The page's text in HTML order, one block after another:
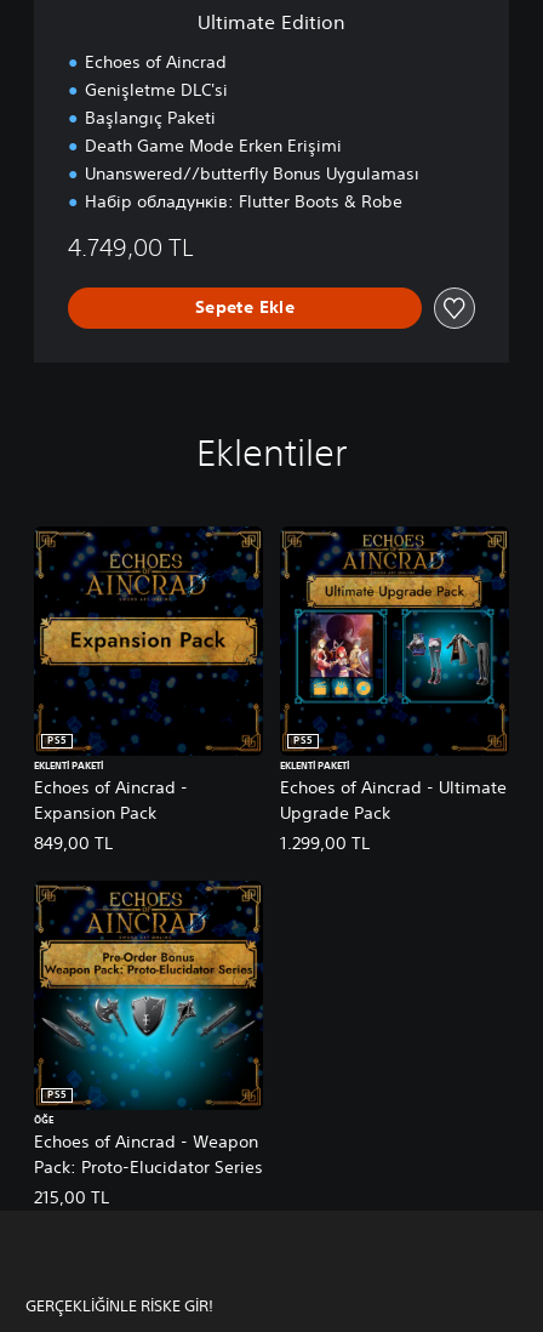
Ultimate Edition
Echoes of Aincrad
Genişletme DLC'si
Başlangıç Paketi
Death Game Mode Erken Erişimi
Unanswered//butterfly Bonus Uygulaması
Набір обладунків: Flutter Boots & Robe
4.749,00 TL
Sepete Ekle
Eklentiler
Echoes of Aincrad -
Expansion Pack
PS5
EKLENTI PAKETI
849,00 TL
Echoes of Aincrad - Ultimate
Upgrade Pack
PS5
EKLENTI PAKETI
1.299,00 TL
Echoes of Aincrad - Weapon
Pack: Proto-Elucidator Series
PS5
ÖĞE
215,00 TL
GERÇEKLİĞİNLE RİSKE GİR!